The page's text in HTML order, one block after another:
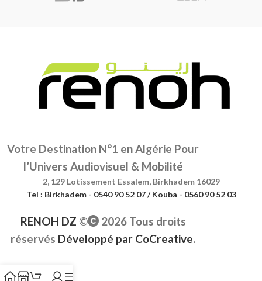
Votre Destination N°1 en Algérie Pour
l’Univers Audiovisuel & Mobilité
2, 129 Lotissement Essalem, Birkhadem 16029
Tel : Birkhadem - 0540 90 52 07 / Kouba - 0560 90 52 03
RENOH DZ ©
2026 Tous droits
réservés Développé par CoCreative.